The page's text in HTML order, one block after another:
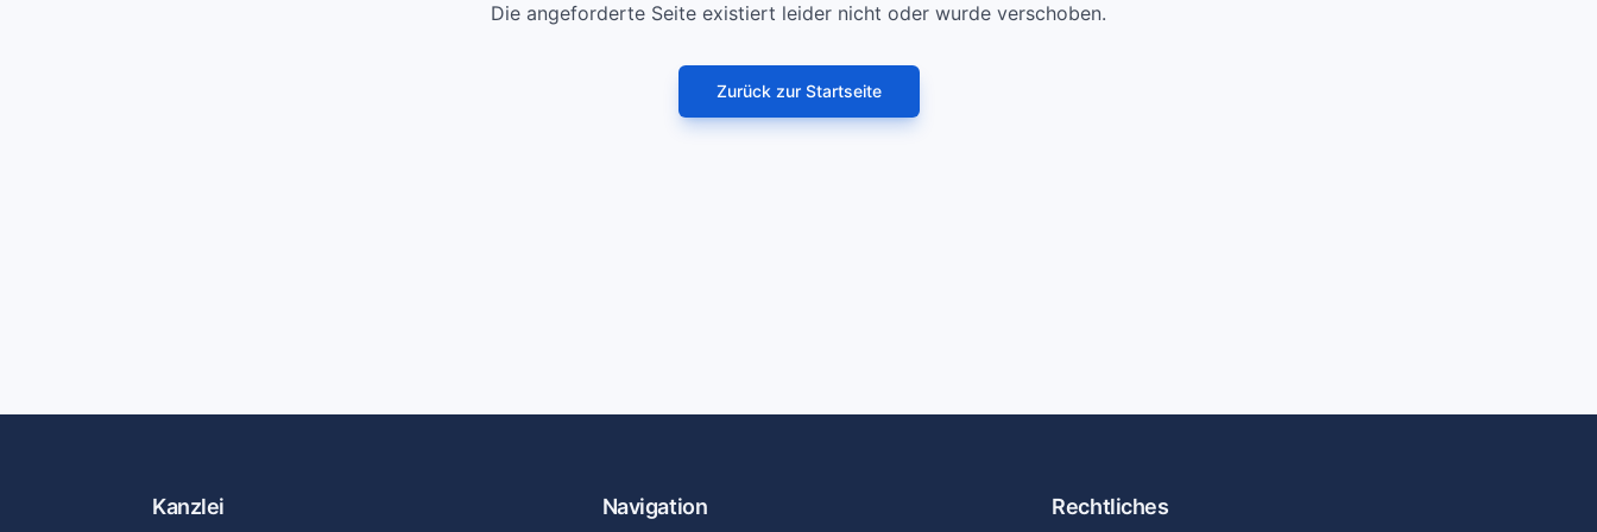
Die angeforderte Seite existiert leider nicht oder wurde verschoben.
Zurück zur Startseite
Kanzlei Navigation Rechtliches